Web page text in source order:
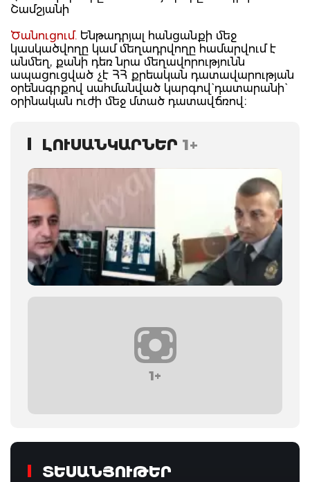
Շամշյանի
Ծանուցում. Ենթադրյալ հանցանքի մեջ
կասկածվողը կամ մեղադրվողը համարվում է
անմեղ, քանի դեռ նրա մեղավորությունն
ապացուցված չէ ՀՀ քրեական դատավարության
օրենսգրքով սահմանված կարգով` դատարանի`
օրինական ուժի մեջ մտած դատավճռով։
ԼՈՒՍԱՆԿԱՐՆԵՐ 1+
1+
ՏԵՍԱՆՅՈՒԹԵՐ